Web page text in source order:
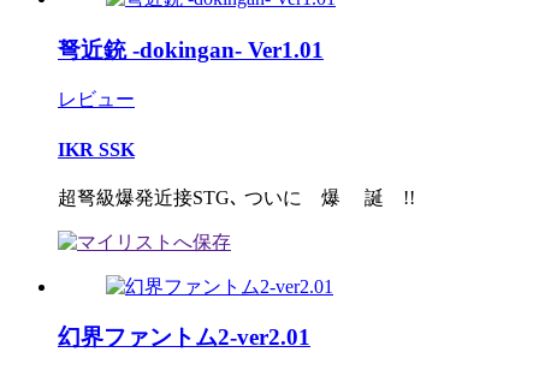
弩近銃 -dokingan- Ver1.01
レビュー
IKR SSK
超弩級爆発近接STG､ ついに 爆 誕 !!
幻界ファントム2-ver2.01